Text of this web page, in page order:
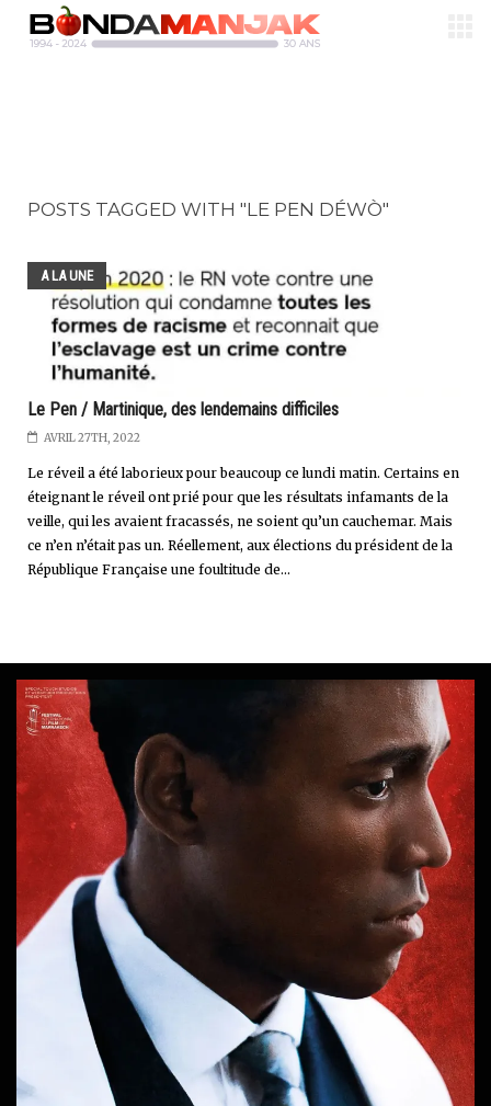
POSTS TAGGED WITH "LE PEN DÉWÒ"
A LA UNE
Le Pen / Martinique, des lendemains difficiles
AVRIL 27TH, 2022
Le réveil a été laborieux pour beaucoup ce lundi matin. Certains en
éteignant le réveil ont prié pour que les résultats infamants de la
veille, qui les avaient fracassés, ne soient qu’un cauchemar. Mais
ce n’en n’était pas un. Réellement, aux élections du président de la
République Française une foultitude de...